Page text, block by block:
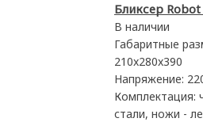
Бликсер
В наличии
Габаритные
210x280x390
Напряжение:
Комплектация:
стали, ножи -